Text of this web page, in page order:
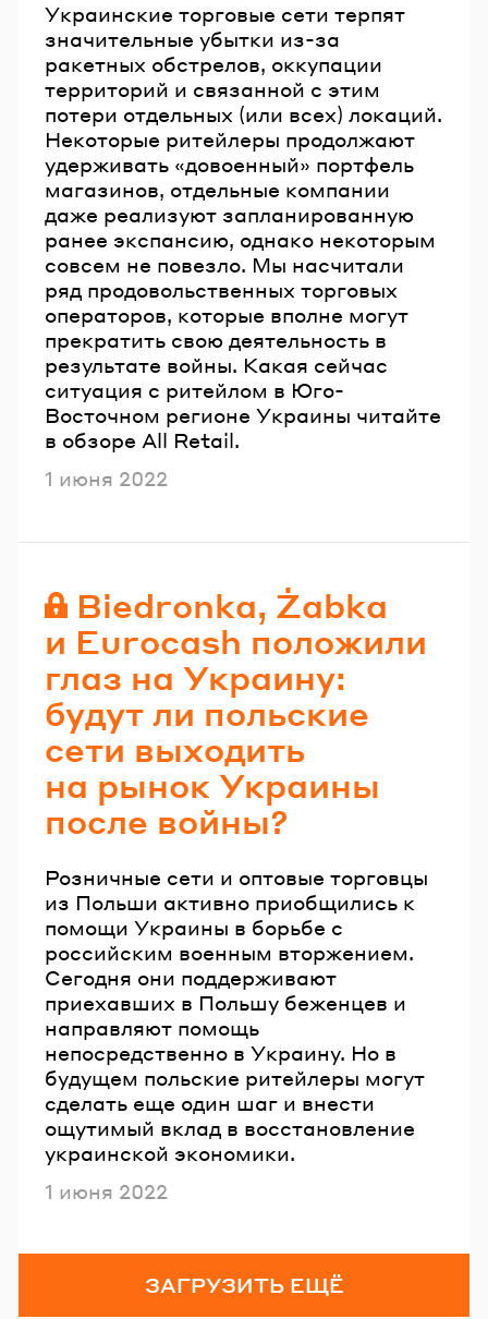
Украинские торговые сети терпят
значительные убытки из-за
ракетных обстрелов, оккупации
территорий и связанной с этим
потери отдельных (или всех) локаций.
Некоторые ритейлеры продолжают
удерживать «довоенный» портфель
магазинов, отдельные компании
даже реализуют запланированную
ранее экспансию, однако некоторым
совсем не повезло. Мы насчитали
ряд продовольственных торговых
операторов, которые вполне могут
прекратить свою деятельность в
результате войны. Какая сейчас
ситуация с ритейлом в Юго-
Восточном регионе Украины читайте
в обзоре All Retail.
Опубликовано
1 июня 2022
Biedronka, Żabka
и Eurocash положили
глаз на Украину:
будут ли польские
сети выходить
на рынок Украины
после войны?
Розничные сети и оптовые торговцы
из Польши активно приобщились к
помощи Украины в борьбе с
российским военным вторжением.
Сегодня они поддерживают
приехавших в Польшу беженцев и
направляют помощь
непосредственно в Украину. Но в
будущем польские ритейлеры могут
сделать еще один шаг и внести
ощутимый вклад в восстановление
украинской экономики.
Опубликовано
1 июня 2022
ЗАГРУЗИТЬ ЕЩЁ